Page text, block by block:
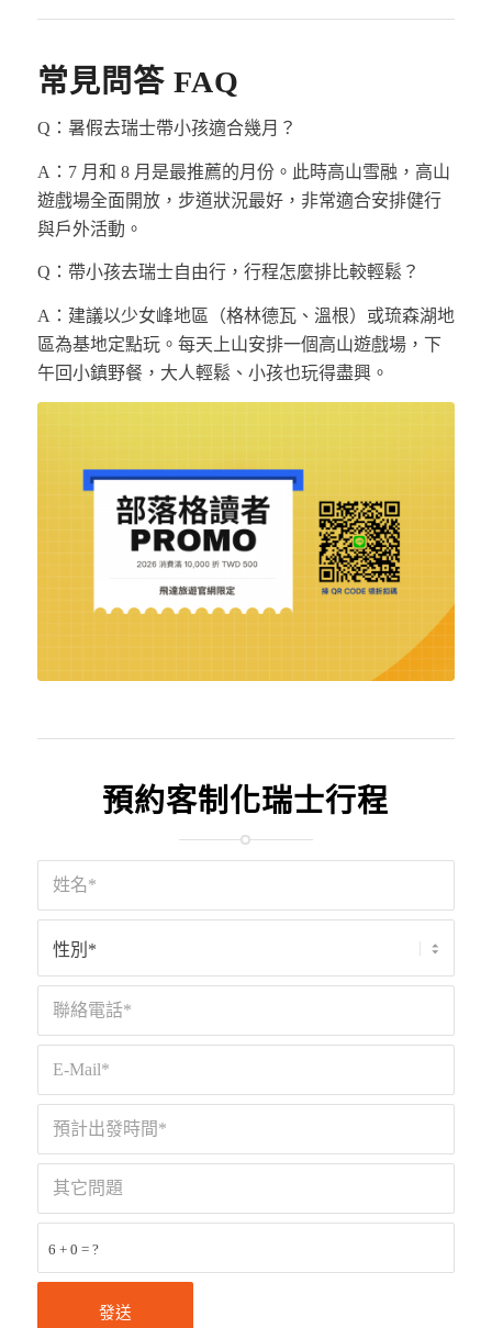
常見問答 FAQ
Q：暑假去瑞士帶小孩適合幾月？
A：7 月和 8 月是最推薦的月份。此時高山雪融，高山
遊戲場全面開放，步道狀況最好，非常適合安排健行
與戶外活動。
Q：帶小孩去瑞士自由行，行程怎麼排比較輕鬆？
A：建議以少女峰地區（格林德瓦、溫根）或琉森湖地
區為基地定點玩。每天上山安排一個高山遊戲場，下
午回小鎮野餐，大人輕鬆、小孩也玩得盡興。
預約客制化瑞士行程
6 + 0 = ?